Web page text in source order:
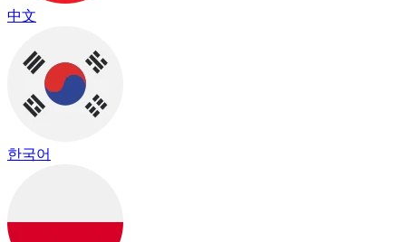
中文
한국어